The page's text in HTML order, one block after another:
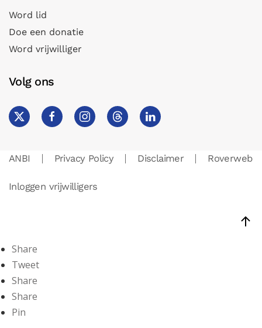
Word lid
Doe een donatie
Word vrijwilliger
Volg ons
ANBI Privacy Policy Disclaimer Roverweb
Inloggen vrijwilligers
Share
Tweet
Share
Share
Pin